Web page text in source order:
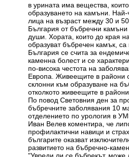
в урината има вещества,
образуването на камъни.
лица на възраст между 30 и
България от бъбречни
души. Хората, които до края
образуват бъбречен камък, са
България се счита за
каменна болест и се
по-висока честота на
Европа. Живеещите в райони
склонни към образуване на
отколкото живеещите в
По повод Световния ден за
бъбречните заболявания 10
отделението по урология в
Иван Велев коментира, че
профилактични навици и
българите оказват
развитието на бъбречно-
"Увреди ли се бъбрекът, може